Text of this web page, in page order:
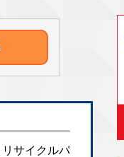
サイクルパ